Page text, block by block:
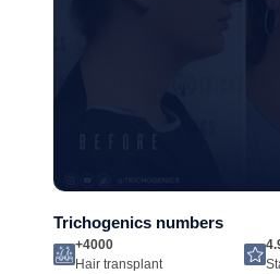
Trichogenics numbers
+4000
Hair transplant